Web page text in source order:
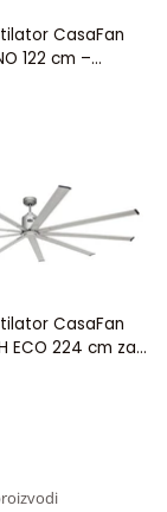
CasaFan
122 cm –
CasaFan
ECO 224 cm za